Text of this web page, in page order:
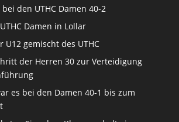
den UTHC Damen 40-2
Damen in Lollar
U12 gemischt des UTHC
der Herren 30 zur Verteidigung
es bei den Damen 40-1 bis zum